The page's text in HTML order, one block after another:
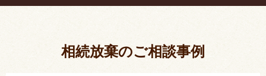
相続放棄のご相談事例